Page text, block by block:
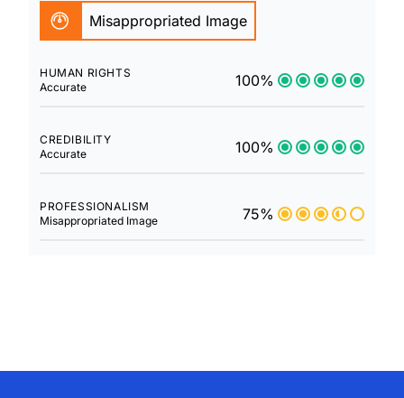
Misappropriated Image
HUMAN RIGHTS
Accurate
100%
CREDIBILITY
Accurate
100%
PROFESSIONALISM
Misappropriated Image
75%